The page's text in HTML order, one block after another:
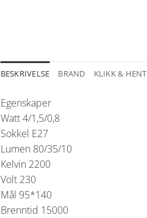
BESKRIVELSE BRAND KLIKK & HENT
Egenskaper
Watt 4/1,5/0,8
Sokkel E27
Lumen 80/35/10
Kelvin 2200
Volt 230
Mål 95*140
Brenntid 15000